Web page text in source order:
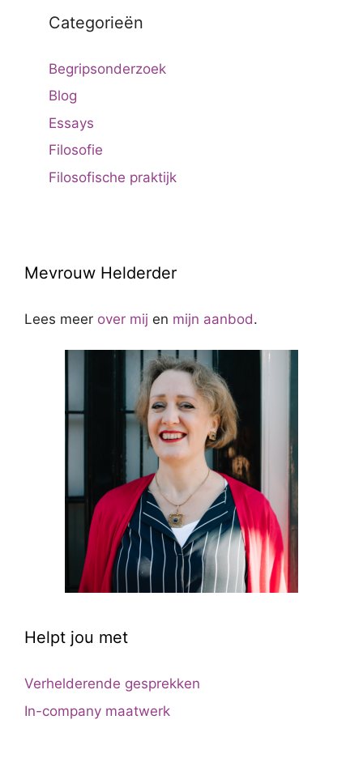
Categorieën
Begripsonderzoek
Blog
Essays
Filosofie
Filosofische praktijk
Mevrouw Helderder
Lees meer over mij en mijn aanbod.
Helpt jou met
Verhelderende gesprekken
In-company maatwerk